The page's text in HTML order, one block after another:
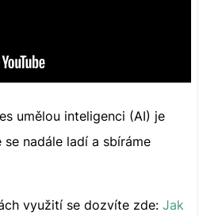
umělou inteligenci (AI) je
se nadále ladí a sbíráme
využití se dozvíte zde: Jak